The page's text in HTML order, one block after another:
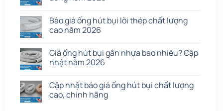
Báo giá ống hút bụi lõi thép chất lượng
cao năm 2026
Giá ống hút bụi gân nhựa bao nhiêu? Cập
nhật năm 2026
Cập nhật báo giá ống hút bụi chất lượng
cao, chính hãng